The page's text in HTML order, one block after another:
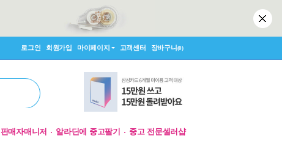
로그인 회원가입 마이페이지 고객센터 장바구니(0)
판매자매니저 알라딘에 중고팔기 중고 전문셀러샵